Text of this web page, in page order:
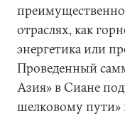
отраслях, как
энергетика или
Проведенный
Азия» в Сиане
шелковому пути»